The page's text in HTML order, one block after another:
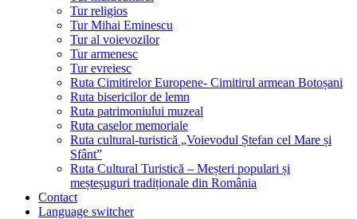
Tur religios
Tur Mihai Eminescu
Tur al voievozilor
Tur armenesc
Tur evreiesc
Ruta Cimitirelor Europene- Cimitirul armean Botoșani
Ruta bisericilor de lemn
Ruta patrimoniului muzeal
Ruta caselor memoriale
Ruta cultural-turistică „Voievodul Ștefan cel Mare și
Sfânt”
Ruta Cultural Turistică – Meșteri populari și
meșteșuguri tradiționale din România
Contact
Language switcher